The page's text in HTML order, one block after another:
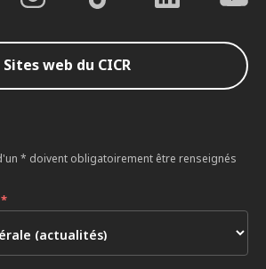
Sites web du CICR
* doivent obligatoirement être renseignés
*